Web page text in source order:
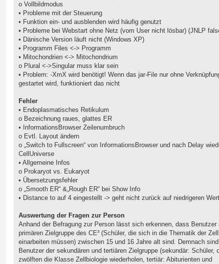
o Vollbildmodus
• Probleme mit der Steuerung
• Funktion ein- und ausblenden wird häufig genutzt
• Probleme bei Webstart ohne Netz (vom User nicht lösbar) (JNLP
• Dänische Version läuft nicht (Windows XP)
• Programm Files <-> Programm
• Mitochondrien <-> Mitochondrium
o Plural <->Singular muss klar sein
• Problem: -XmX wird benötigt! Wenn das jar-File nur ohne
gestartet wird, funktioniert das nicht
Fehler
• Endoplasmatisches Retikulum
o Bezeichnung raues, glattes ER
• InformationsBrowser Zeilenumbruch
o Evtl. Layout ändern
o „Switch to Fullscreen“ von InformationsBrowser und nach Delay
CellUniverse
• Allgemeine Infos
o Prokaryot vs. Eukaryot
• Übersetzungsfehler
o „Smooth ER“ &„Rough ER“ bei Show Info
• Distance to auf 4 eingestellt -> geht nicht zurück auf niedrigeren Wert
Auswertung der Fragen zur Person
Anhand der Befragung zur Person lässt sich erkennen, dass Benutzer
primären Zielgruppe des CE³ (Schüler, die sich in die Thematik der
einarbeiten müssen) zwischen 15 und 16 Jahre alt sind. Demnach sind
Benutzer der sekundären und tertiären Zielgruppe (sekundär: Schüler,
zwölften die Klasse Zellbiologie wiederholen, tertiär: Abiturienten und